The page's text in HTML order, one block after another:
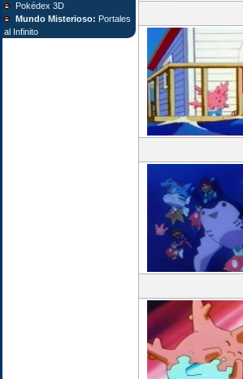
Pokédex 3D
Mundo Misterioso: Portales
al Infinito